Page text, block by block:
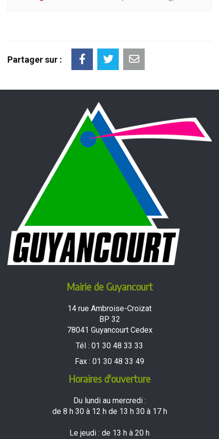
Partager sur :
Mairie de Guyancourt
14 rue Ambroise-Croizat
BP 32
78041 Guyancourt Cedex
Tél : 01 30 48 33 33
Fax : 01 30 48 33 49
Horaires d'ouverture
Du lundi au mercredi :
de 8 h 30 à 12 h de 13 h 30 à 17 h
Le jeudi : de 13 h à 20 h